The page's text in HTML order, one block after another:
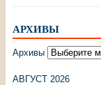
АРХИВЫ
Архивы
АВГУСТ 2026